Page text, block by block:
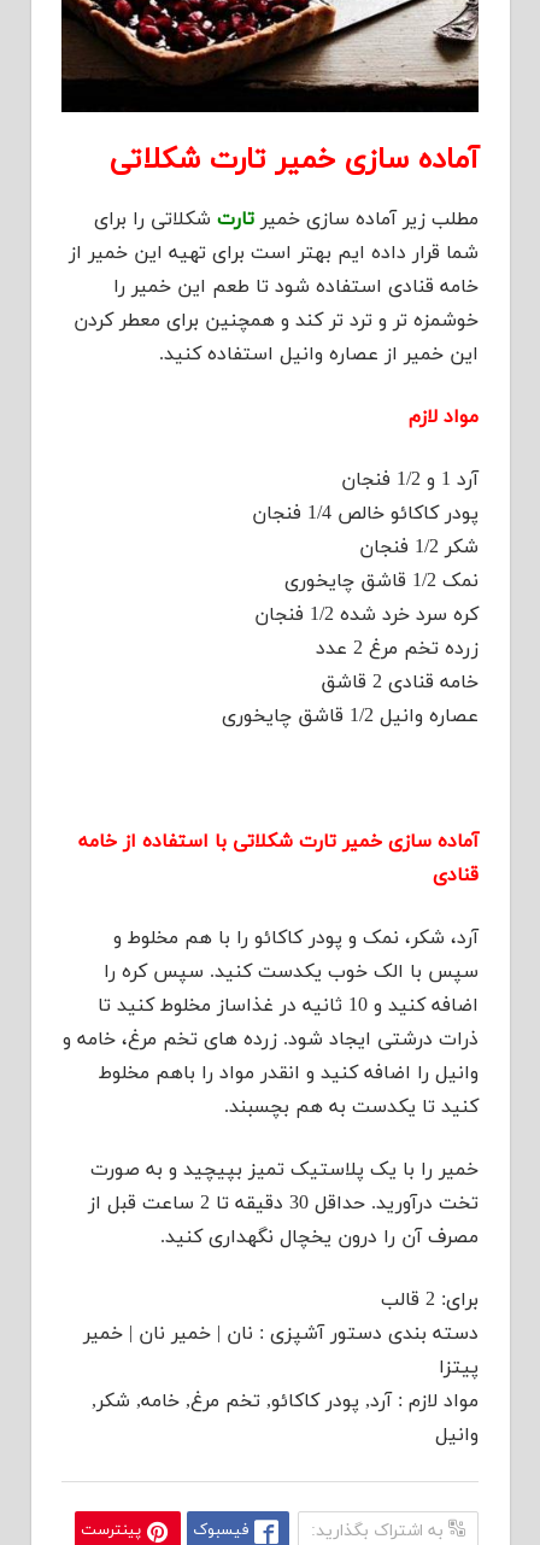
آماده سازی خمیر تارت شکلاتی
مطلب زیر آماده سازی خمیر تارت شکلاتی را برای
شما قرار داده ایم بهتر است برای تهیه این خمیر از
خامه قنادی استفاده شود تا طعم این خمیر را
خوشمزه تر و ترد تر کند و همچنین برای معطر کردن
این خمیر از عصاره وانیل استفاده کنید.
مواد لازم
آرد 1 و 1/2 فنجان
پودر کاکائو خالص 1/4 فنجان
شکر 1/2 فنجان
نمک 1/2 قاشق چایخوری
کره سرد خرد شده 1/2 فنجان
زرده تخم مرغ 2 عدد
خامه قنادی 2 قاشق
عصاره وانیل 1/2 قاشق چایخوری
آماده سازی خمیر تارت شکلاتی با استفاده از خامه
قنادی
آرد، شکر، نمک و پودر کاکائو را با هم مخلوط و
سپس با الک خوب یکدست کنید. سپس کره را
اضافه کنید و 10 ثانیه در غذاساز مخلوط کنید تا
ذرات درشتی ایجاد شود. زرده های تخم مرغ، خامه و
وانیل را اضافه کنید و انقدر مواد را باهم مخلوط
کنید تا یکدست به هم بچسبند.
خمیر را با یک پلاستیک تمیز بپیچید و به صورت
تخت درآورید. حداقل 30 دقیقه تا 2 ساعت قبل از
مصرف آن را درون یخچال نگهداری کنید.
برای: 2 قالب
دسته بندی دستور آشپزی : نان | خمیر نان | خمیر
پیتزا
مواد لازم : آرد, پودر کاکائو, تخم مرغ, خامه, شکر,
وانیل
به اشتراک بگذارید: فیسبوک پینترست